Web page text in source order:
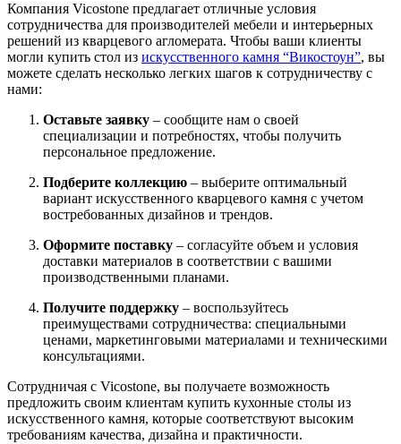
Компания Vicostone предлагает отличные условия
сотрудничества для производителей мебели и интерьерных
решений из кварцевого агломерата. Чтобы ваши клиенты
могли купить стол из искусственного камня “Викостоун”, вы
можете сделать несколько легких шагов к сотрудничеству с
нами:
Оставьте заявку – сообщите нам о своей
специализации и потребностях, чтобы получить
персональное предложение.
Подберите коллекцию – выберите оптимальный
вариант искусственного кварцевого камня с учетом
востребованных дизайнов и трендов.
Оформите поставку – согласуйте объем и условия
доставки материалов в соответствии с вашими
производственными планами.
Получите поддержку – воспользуйтесь
преимуществами сотрудничества: специальными
ценами, маркетинговыми материалами и техническими
консультациями.
Сотрудничая с Vicostone, вы получаете возможность
предложить своим клиентам купить кухонные столы из
искусственного камня, которые соответствуют высоким
требованиям качества, дизайна и практичности.